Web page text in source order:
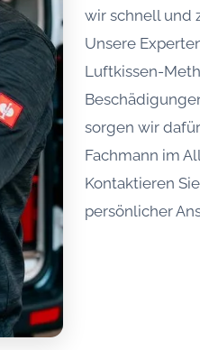
wir schnell und
Unsere
Luftkissen-
sorgen wir
Fachmann im
Kontaktieren
persönlicher